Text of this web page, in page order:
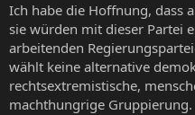
:
Ich habe die Hoffnung, dass
sie würden mit dieser Partei
arbeitenden
wählt keine alternative
rechtsextremistische,
machthungrige Gruppierung.